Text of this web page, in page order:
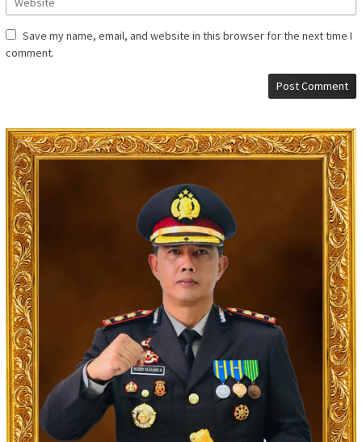
Save my name, email, and website in this browser for the next time I
comment.